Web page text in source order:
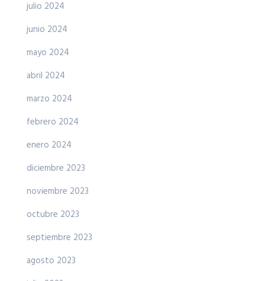
julio 2024
junio 2024
mayo 2024
abril 2024
marzo 2024
febrero 2024
enero 2024
diciembre 2023
noviembre 2023
octubre 2023
septiembre 2023
agosto 2023